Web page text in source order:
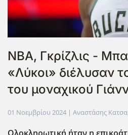
NBA, Γκρίζλις -
«Λύκοι» διέλυσαν
του μοναχικού
01 Νοεμβρίου 2024 | Αναστάσης
Ολοκληρωτική ήταν η